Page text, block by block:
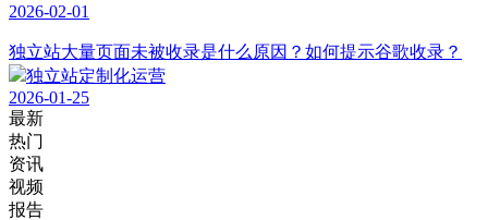
2026-02-01
独立站大量页面未被收录是什么原因？如何提示谷歌收录？
独立站定制化运营
2026-01-25
最新
热门
资讯
视频
报告